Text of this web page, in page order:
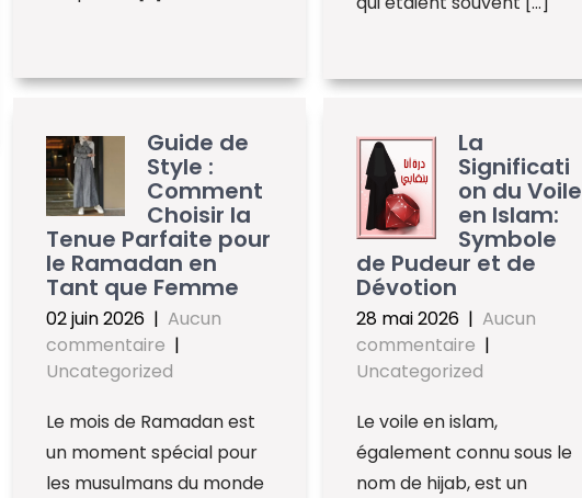
Guide de
Style :
Comment
Choisir la
Tenue Parfaite pour
le Ramadan en
Tant que Femme
02 juin 2026 | Aucun
commentaire |
Uncategorized
Le mois de Ramadan est
un moment spécial pour
les musulmans du monde
La
Significati
on du Voile
en Islam:
Symbole
de Pudeur et de
Dévotion
28 mai 2026 |Aucun
commentaire |
Uncategorized
Le voile en islam,
également connu sous le
nom de hijab, est un